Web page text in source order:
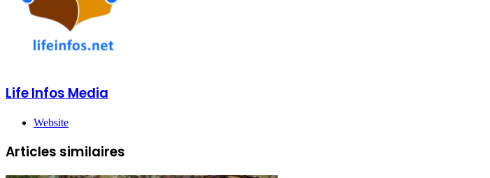
Life Infos Media
Website
Articles similaires